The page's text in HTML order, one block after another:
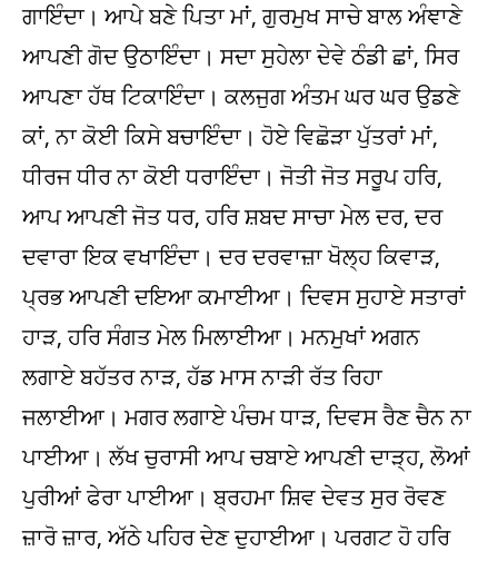
ਗਾਇੰਦਾ। ਆਪੇ ਬਣੇ ਪਿਤਾ ਮਾਂ, ਗੁਰਮੁਖ ਸਾਚੇ ਬਾਲ ਅੰਞਾਣੇ
ਆਪਣੀ ਗੋਦ ਉਠਾਇੰਦਾ। ਸਦਾ ਸੁਹੇਲਾ ਦੇਵੇ ਠੰਡੀ ਛਾਂ, ਸਿਰ
ਆਪਣਾ ਹੱਥ ਟਿਕਾਇੰਦਾ। ਕਲਜੁਗ ਅੰਤਮ ਘਰ ਘਰ ਉਡਣੇ
ਕਾਂ, ਨਾ ਕੋਈ ਕਿਸੇ ਬਚਾਇੰਦਾ। ਹੋਏ ਵਿਛੋੜਾ ਪੁੱਤਰਾਂ ਮਾਂ,
ਧੀਰਜ ਧੀਰ ਨਾ ਕੋਈ ਧਰਾਇੰਦਾ। ਜੋਤੀ ਜੋਤ ਸਰੂਪ ਹਰਿ,
ਆਪ ਆਪਣੀ ਜੋਤ ਧਰ, ਹਰਿ ਸ਼ਬਦ ਸਾਚਾ ਮੇਲ ਦਰ, ਦਰ
ਦਵਾਰਾ ਇਕ ਵਖਾਇੰਦਾ। ਦਰ ਦਰਵਾਜ਼ਾ ਖੋਲ੍ਹ ਕਿਵਾੜ,
ਪ੍ਰਭ ਆਪਣੀ ਦਇਆ ਕਮਾਈਆ। ਦਿਵਸ ਸੁਹਾਏ ਸਤਾਰਾਂ
ਹਾੜ, ਹਰਿ ਸੰਗਤ ਮੇਲ ਮਿਲਾਈਆ। ਮਨਮੁਖਾਂ ਅਗਨ
ਲਗਾਏ ਬਹੱਤਰ ਨਾੜ, ਹੱਡ ਮਾਸ ਨਾੜੀ ਰੱਤ ਰਿਹਾ
ਜਲਾਈਆ। ਮਗਰ ਲਗਾਏ ਪੰਚਮ ਧਾੜ, ਦਿਵਸ ਰੈਣ ਚੈਨ ਨਾ
ਪਾਈਆ। ਲੱਖ ਚੁਰਾਸੀ ਆਪ ਚਬਾਏ ਆਪਣੀ ਦਾੜ੍ਹ, ਲੋਆਂ
ਪੁਰੀਆਂ ਫੇਰਾ ਪਾਈਆ। ਬ੍ਰਹਮਾ ਸ਼ਿਵ ਦੇਵਤ ਸੁਰ ਰੋਵਣ
ਜ਼ਾਰੋ ਜ਼ਾਰ, ਅੱਠੇ ਪਹਿਰ ਦੇਣ ਦੁਹਾਈਆ। ਪਰਗਟ ਹੋ ਹਰਿ